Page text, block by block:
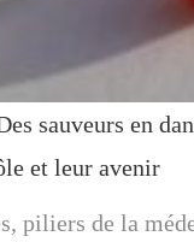
sauveurs en
et leur avenir
piliers de la